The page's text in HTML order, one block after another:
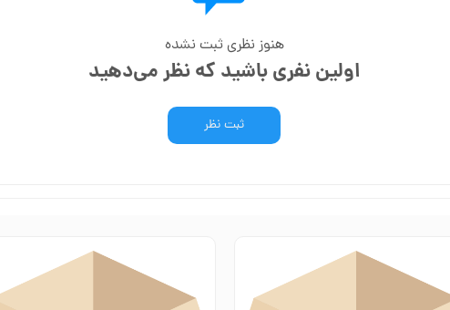
هنوز نظری ثبت نشده
اولین نفری باشید که نظر می‌دهید
ثبت نظر